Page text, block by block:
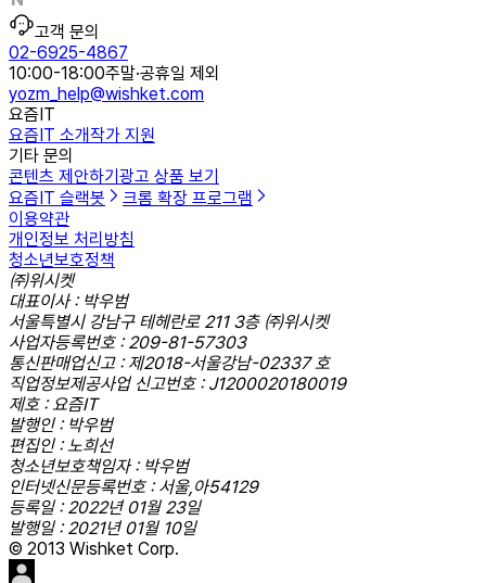
고객 문의
02-6925-4867
10:00-18:00주말·공휴일 제외
yozm_help@wishket.com
요즘IT
요즘IT 소개작가 지원
기타 문의
콘텐츠 제안하기 광고 상품 보기
요즘IT 슬랙봇
크롬 확장 프로그램
이용약관
개인정보 처리방침
청소년보호정책
㈜위시켓
대표이사 : 박우범
서울특별시 강남구 테헤란로 211 3층 ㈜위시켓
사업자등록번호 : 209-81-57303
통신판매업신고 : 제2018-서울강남-02337 호
직업정보제공사업 신고번호 : J1200020180019
제호 : 요즘IT
발행인 : 박우범
편집인 : 노희선
청소년보호책임자 : 박우범
인터넷신문등록번호 : 서울,아54129
등록일 : 2022년 01월 23일
발행일 : 2021년 01월 10일
© 2013 Wishket Corp.